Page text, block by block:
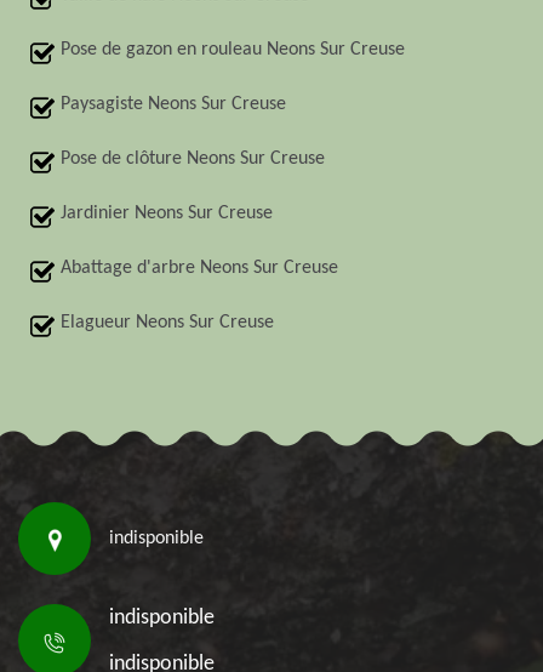
Pose de gazon en rouleau Neons Sur Creuse
Paysagiste Neons Sur Creuse
Pose de clôture Neons Sur Creuse
Jardinier Neons Sur Creuse
Abattage d'arbre Neons Sur Creuse
Elagueur Neons Sur Creuse
indisponible
indisponible
indisponible